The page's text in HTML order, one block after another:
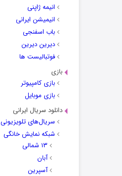
انیمه ژاپنی
انیمیشن ایرانی
باب اسفنجی
دیرین دیرین
فوتبالیست ها
بازی
بازی کامپیوتر
بازی موبایل
دانلود سریال ایرانی
سریال‌های تلویزیونی
شبکه نمایش خانگی
۱۳ شمالی
آبان
آسپرین